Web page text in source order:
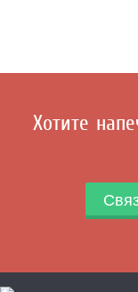
Хотите